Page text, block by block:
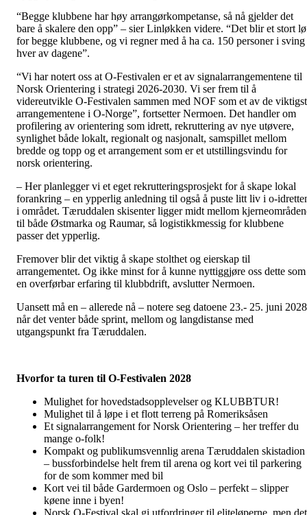
“Begge klubbene har høy arrangørkompetanse, så nå gjelder det
bare å skalere den opp” – sier Linløkken videre. “Det blir et stort
for begge klubbene, og vi regner med å ha ca. 150 personer i sving
hver av dagene”.
“Vi har notert oss at O-Festivalen er et av signalarrangementene til
Norsk Orientering i strategi 2026-2030. Vi ser frem til å
videreutvikle O-Festivalen sammen med NOF som et av de
arrangementene i O-Norge”, fortsetter Nermoen. Det handler om
profilering av orientering som idrett, rekruttering av nye utøvere,
synlighet både lokalt, regionalt og nasjonalt, samspillet mellom
bredde og topp og et arrangement som er et utstillingsvindu for
norsk orientering.
– Her planlegger vi et eget rekrutteringsprosjekt for å skape lokal
forankring – en ypperlig anledning til også å puste litt liv i o-
i området. Tæruddalen skisenter ligger midt mellom
til både Østmarka og Raumar, så logistikkmessig for klubbene
passer det ypperlig.
Fremover blir det viktig å skape stolthet og eierskap til
arrangementet. Og ikke minst for å kunne nyttiggjøre oss dette som
en overførbar erfaring til klubbdrift, avslutter Nermoen.
Uansett må en – allerede nå – notere seg datoene 23.- 25. juni 2028
når det venter både sprint, mellom og langdistanse med
utgangspunkt fra Tæruddalen.
Hvorfor ta turen til O-Festivalen 2028
Mulighet for hovedstadsopplevelser og KLUBBTUR!
Mulighet til å løpe i et flott terreng på Romeriksåsen
Et signalarrangement for Norsk Orientering – her treffer du
mange o-folk!
Kompakt og publikumsvennlig arena Tæruddalen skistadion
– bussforbindelse helt frem til arena og kort vei til parkering
for de som kommer med bil
Kort vei til både Gardermoen og Oslo – perfekt – slipper
køene inne i byen!